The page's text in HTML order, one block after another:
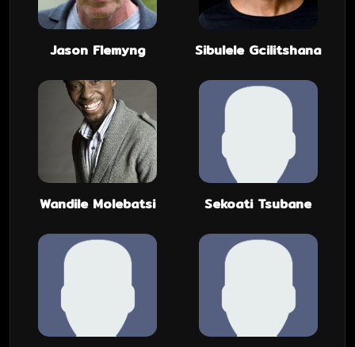
Jason Flemyng Sibulele Gcilitshana
Wandile Molebatsi Sekoati Tsubane